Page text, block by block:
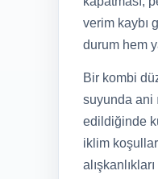
verim kaybı
durum hem
Bir kombi
suyunda ani
edildiğinde
iklim